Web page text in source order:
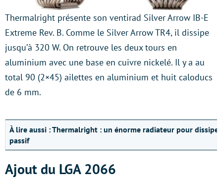
Thermalright présente son ventirad Silver Arrow IB-E
Extreme Rev. B. Comme le Silver Arrow TR4, il dissipe
jusqu’à 320 W. On retrouve les deux tours en
aluminium avec une base en cuivre nickelé. Il y a au
total 90 (2×45) ailettes en aluminium et huit caloducs
de 6 mm.
À lire aussi :Thermalright : un énorme radiateur pour dissiper
passif
Ajout du LGA 2066